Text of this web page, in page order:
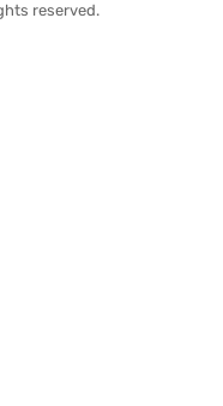
reserved.